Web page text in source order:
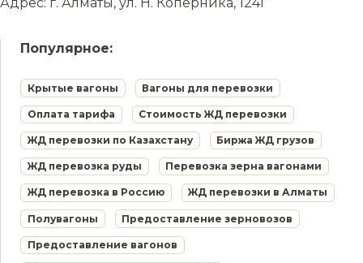
Популярное:
Крытые вагоны Вагоны для перевозки
Оплата тарифа Стоимость ЖД перевозки
ЖД перевозки по Казахстану Биржа ЖД грузов
ЖД перевозка руды Перевозка зерна вагонами
ЖД перевозка в Россию ЖД перевозки в Алматы
Полувагоны Предоставление зерновозов
Предоставление вагонов